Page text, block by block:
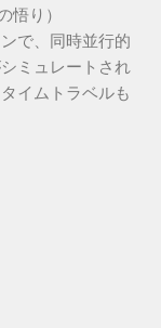
悟り）
で、同時並行的
ミュレートされ
イムトラベルも